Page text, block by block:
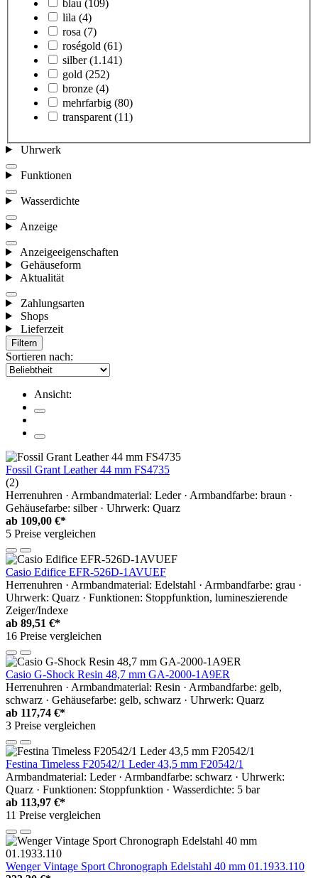
blau (109)
lila (4)
rosa (7)
roségold (61)
silber (1.141)
gold (252)
bronze (4)
mehrfarbig (80)
transparent (11)
Uhrwerk
Funktionen
Wasserdichte
Anzeige
Anzeigeeigenschaften
Gehäuseform
Aktualität
Zahlungsarten
Shops
Lieferzeit
Filtern
Sortieren nach:
Ansicht:
Fossil Grant Leather 44 mm FS4735
(2)
Herrenuhren · Armbandmaterial: Leder · Armbandfarbe: braun ·
Gehäusefarbe: silber · Uhrwerk: Quarz
ab 109,00 €*
5 Preise vergleichen
Casio Edifice EFR-526D-1AVUEF
Herrenuhren · Armbandmaterial: Edelstahl · Armbandfarbe: grau ·
Uhrwerk: Quarz · Funktionen: Stoppfunktion, lumineszierende
Zeiger/Indexe
ab 89,51 €*
16 Preise vergleichen
Casio G-Shock Resin 48,7 mm GA-2000-1A9ER
Herrenuhren · Armbandmaterial: Resin · Armbandfarbe: gelb,
schwarz · Gehäusefarbe: gelb, schwarz · Uhrwerk: Quarz
ab 117,74 €*
3 Preise vergleichen
Festina Timeless F20542/1 Leder 43,5 mm F20542/1
Armbandmaterial: Leder · Armbandfarbe: schwarz · Uhrwerk:
Quarz · Funktionen: Stoppfunktion · Wasserdichte: 5 bar
ab 113,97 €*
11 Preise vergleichen
Wenger Vintage Sport Chronograph Edelstahl 40 mm 01.1933.110